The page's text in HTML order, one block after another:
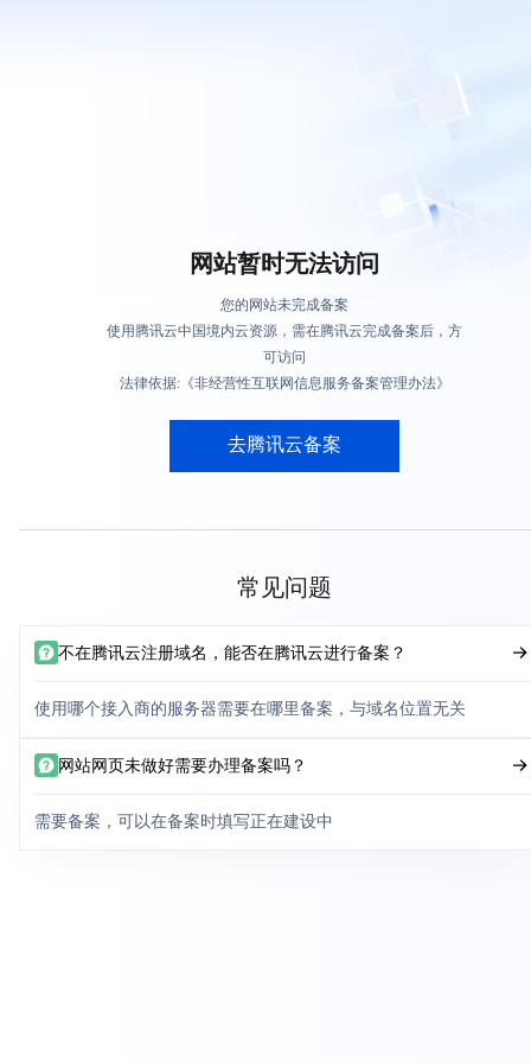
网站暂时无法访问
您的网站未完成备案
使用腾讯云中国境内云资源，需在腾讯云完成备案后，方
可访问
法律依据:《非经营性互联网信息服务备案管理办法》
去腾讯云备案
常见问题
不在腾讯云注册域名，能否在腾讯云进行备案？
使用哪个接入商的服务器需要在哪里备案，与域名位置无关
网站网页未做好需要办理备案吗？
需要备案，可以在备案时填写正在建设中